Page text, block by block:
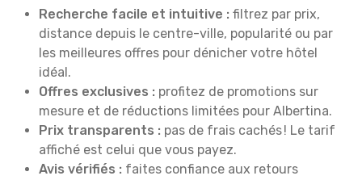
Recherche facile et intuitive : filtrez par prix,
distance depuis le centre-ville, popularité ou par
les meilleures offres pour dénicher votre hôtel
idéal.
Offres exclusives : profitez de promotions sur
mesure et de réductions limitées pour Albertina.
Prix transparents : pas de frais cachés ! Le tarif
affiché est celui que vous payez.
Avis vérifiés : faites confiance aux retours